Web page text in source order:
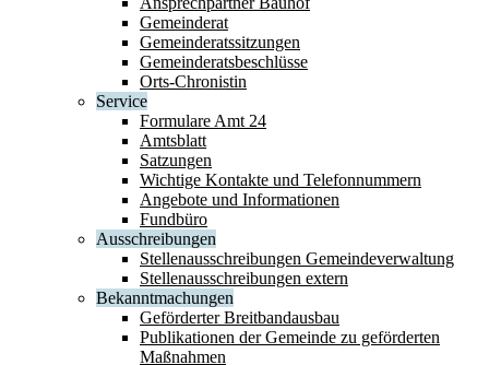
Gemeinderat
Gemeinderatssitzungen
Gemeinderatsbeschlüsse
Orts-Chronistin
Service
Formulare Amt 24
Amtsblatt
Satzungen
Wichtige Kontakte und Telefonnummern
Angebote und Informationen
Fundbüro
Ausschreibungen
Stellenausschreibungen Gemeindeverwaltung
Stellenausschreibungen extern
Bekanntmachungen
Geförderter Breitbandausbau
Publikationen der Gemeinde zu geförderten
Maßnahmen